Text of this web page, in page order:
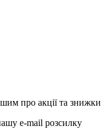
про акції та знижки
e-mail розсилку